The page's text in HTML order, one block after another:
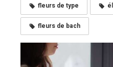
fleurs de type
fleurs de bach